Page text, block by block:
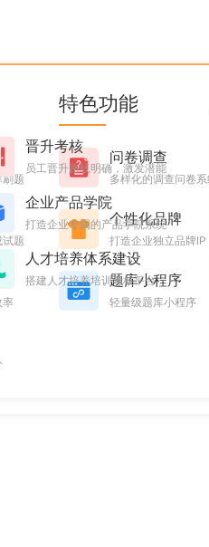
题
题
率
特色功能
问卷调查
多样化的调查问卷系
个性化品牌
打造企业独立品牌IP
题库小程序
轻量级题库小程序
晋升考核
员工晋升路线明确，激发潜能
企业产品学院
打造企业专属的产品学院系统
人才培养体系建设
搭建人才培养培训考核平台
吸引人才，还能提升整个招
优在线招聘系统如何帮助企业
选人信息收集、远程面试和